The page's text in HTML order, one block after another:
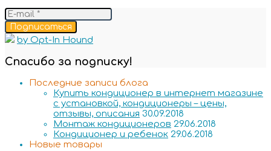
Подписаться
by Opt-In Hound
Спасибо за подписку!
Последние записи блога
Купить кондиционер в интернет магазине
с установкой, кондиционеры – цены,
отзывы, описания 30.09.2018
Монтаж кондиционеров 29.06.2018
Кондиционер и ребенок 29.06.2018
Новые товары